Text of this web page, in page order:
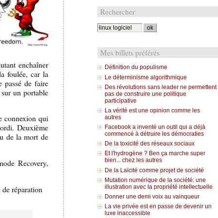
enchaîner
foulée, car la
passé de faire
un portable
connexion qui
Deuxième
de la mort de
Recovery,
réparation
Rechercher
Mes billets préférés
Définition du populisme
Le déterminisme algorithmique
Des révolutions sans leader ne permettent
pas de construire une politique
participative
La vérité est une opinion comme les
autres
Facebook a inventé un outil qui a déjà
commencé à détruire les démocraties
De la toxicité des réseaux sociaux
Et l'hydrogène ? Ben ça marche super
bien... chez les autres
De la Laïcité comme projet de société
Mutation numérique de la société: une
illustration avec la propriété intellectuelle
Donner une demi voix au vainqueur
La vie privée est en passe de devenir un
luxe inaccessible